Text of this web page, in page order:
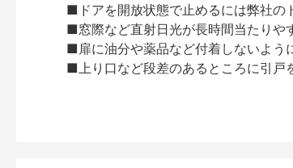
■ドアを開放状態で止めるには弊社の
■窓際など直射日光が長時間当たりや
■扉に油分や薬品など付着しないよう
■上り口など段差のあるところに引戸